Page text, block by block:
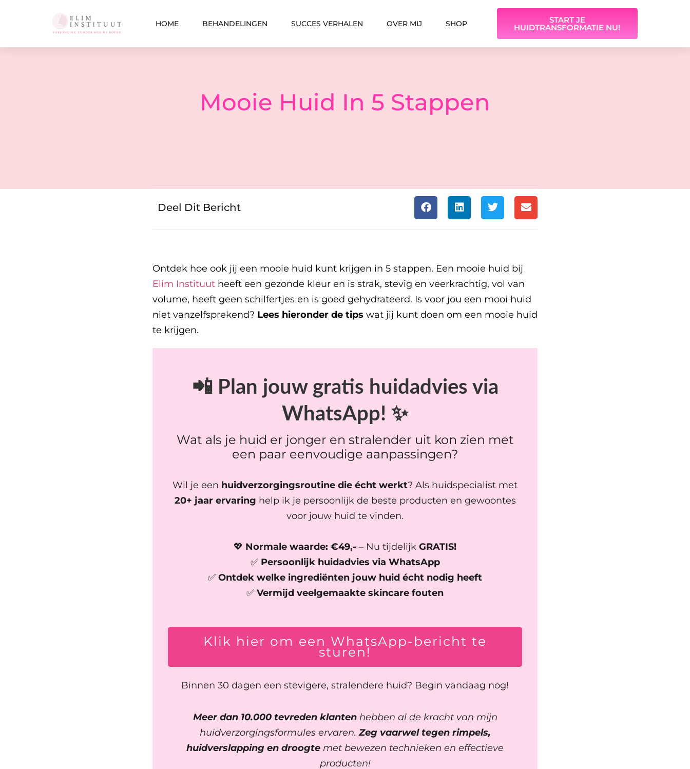
HOME BEHANDELINGEN SUCCES VERHALEN OVER MIJ SHOP START JE
HUIDTRANSFORMATIE NU!
Mooie Huid In 5 Stappen
Deel Dit Bericht
Ontdek hoe ook jij een mooie huid kunt krijgen in 5 stappen. Een mooie huid bij
Elim Instituut heeft een gezonde kleur en is strak, stevig en veerkrachtig, vol van
volume, heeft geen schilfertjes en is goed gehydrateerd. Is voor jou een mooi huid
niet vanzelfsprekend? Lees hieronder de tips wat jij kunt doen om een mooie huid
te krijgen.
📲 Plan jouw gratis huidadvies via
WhatsApp! ✨
Wat als je huid er jonger en stralender uit kon zien met
een paar eenvoudige aanpassingen?
Wil je een huidverzorgingsroutine die écht werkt? Als huidspecialist met
20+ jaar ervaring help ik je persoonlijk de beste producten en gewoontes
voor jouw huid te vinden.
💖 Normale waarde: €49,- – Nu tijdelijk GRATIS!
✅ Persoonlijk huidadvies via WhatsApp
✅ Ontdek welke ingrediënten jouw huid écht nodig heeft
✅ Vermijd veelgemaakte skincare fouten
Klik hier om een WhatsApp-bericht te
sturen!
Binnen 30 dagen een stevigere, stralendere huid? Begin vandaag nog!
Meer dan 10.000 tevreden klantenhebben al de kracht van mijn
huidverzorgingsformules ervaren.Zeg vaarwel tegen rimpels,
huidverslapping en droogte met bewezen technieken en effectieve
producten!